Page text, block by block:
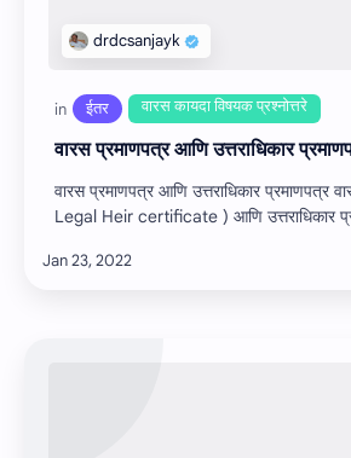
वारस प्रमाणपत्र आणि उत्तराधिकार
वारस प्रमाणपत्र आणि उत्तराधिकार प्रमाणपत्र वारस प्रमाणपत्र (
Legal Heir certificate ) आणि उत्तराधिकार प्रमाण पत्र (